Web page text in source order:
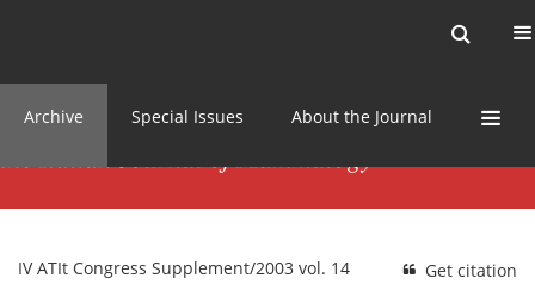
Archive Special Issues About the Journal
IV ATIt Congress Supplement/2003 vol. 14 Get citation